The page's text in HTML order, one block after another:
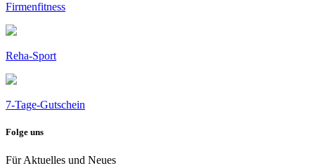
Firmenfitness
Reha-Sport
7-Tage-Gutschein
Folge uns
Für Aktuelles und Neues